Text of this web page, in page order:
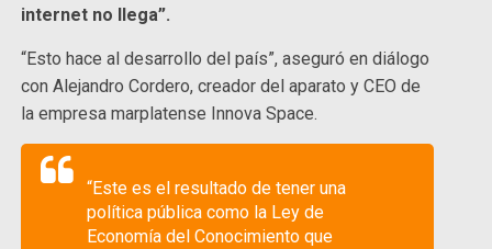
internet no llega”.
“Esto hace al desarrollo del país”, aseguró en diálogo
con Alejandro Cordero, creador del aparato y CEO de
la empresa marplatense Innova Space.
“Este es el resultado de tener una
política pública como la Ley de
Economía del Conocimiento que